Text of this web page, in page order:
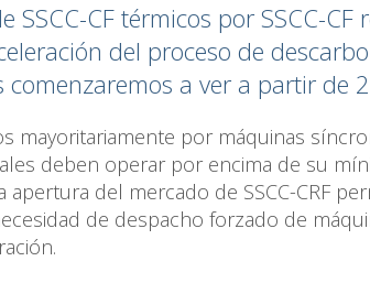
SSCC-CF térmicos por SSCC-CF
del proceso de
comenzaremos a ver a partir de
mayoritariamente por máquinas
deben operar por encima de su
apertura del mercado de SSCC-CRF
de despacho forzado de